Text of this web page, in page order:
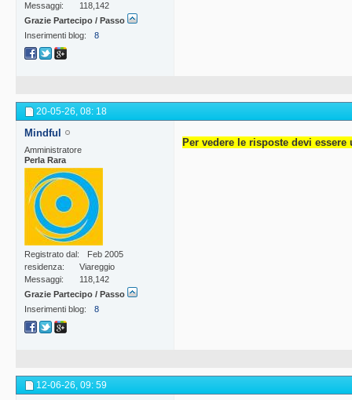
Messaggi
118,142
Grazie Partecipo / Passo
Inserimenti blog
8
20-05-26, 08: 18
Mindful
Amministratore
Perla Rara
Registrato dal
Feb 2005
residenza
Viareggio
Messaggi
118,142
Grazie Partecipo / Passo
Inserimenti blog
8
Per vedere le risposte devi
12-06-26, 09: 59